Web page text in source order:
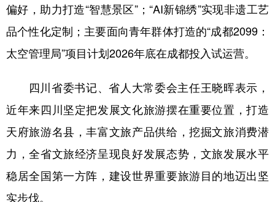
偏好，助力打造“智慧景区”；“AI新锦绣”实现非遗工艺
品个性化定制；主要面向青年群体打造的“成都2099：
太空管理局”项目计划2026年底在成都投入试运营。
四川省委书记、省人大常委会主任王晓晖表示，
近年来四川坚定把发展文化旅游摆在重要位置，打造
天府旅游名县，丰富文旅产品供给，挖掘文旅消费潜
力，全省文旅经济呈现良好发展态势，文旅发展水平
稳居全国第一方阵，建设世界重要旅游目的地迈出坚
实步伐。